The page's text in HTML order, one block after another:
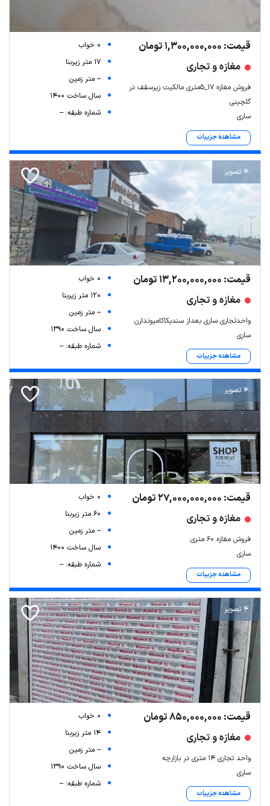
قیمت: 1,300,000,000 تومان
مغازه و تجاری
فروش مغازه ۱۷_۵متری مالکیت زیرسقف در
گلچینی
ساری
مشاهده جزییات
0 خواب
17 متر زیربنا
-- متر زمین
سال ساخت 1400
شماره طبقه: --
4 تصویر
قیمت: 13,200,000,000 تومان
مغازه و تجاری
واحدتجاری ساری بعداز سندیکاکامیوندارن
ساری
مشاهده جزییات
0 خواب
120 متر زیربنا
-- متر زمین
سال ساخت 1390
شماره طبقه: --
4 تصویر
قیمت: 27,000,000,000 تومان
مغازه و تجاری
فروش مغازه ۶۰ متری
ساری
مشاهده جزییات
0 خواب
60 متر زیربنا
-- متر زمین
سال ساخت 1400
شماره طبقه: --
4 تصویر
قیمت: 850,000,000 تومان
مغازه و تجاری
واحد تجاری ۱۴ متری در بازارچه
ساری
مشاهده جزییات
0 خواب
14 متر زیربنا
-- متر زمین
سال ساخت 1390
شماره طبقه: --